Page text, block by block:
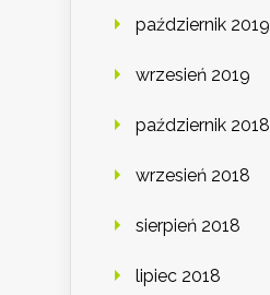
październik 2019
wrzesień 2019
październik 2018
wrzesień 2018
sierpień 2018
lipiec 2018